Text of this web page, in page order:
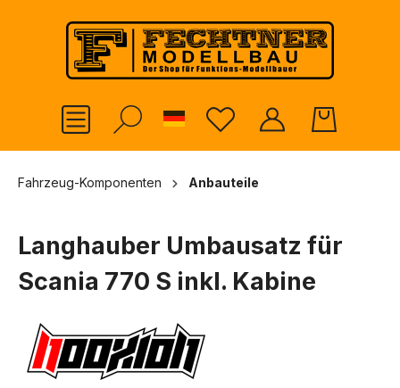
springen
German
Fahrzeug-Komponenten Anbauteile
Langhauber Umbausatz für
Scania 770 S inkl. Kabine